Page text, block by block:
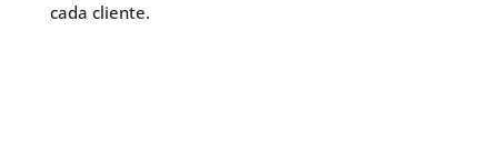
cada cliente.